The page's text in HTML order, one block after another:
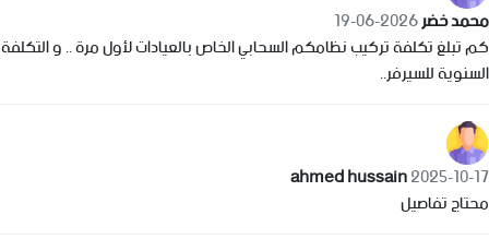
محمد خضر2026-06-19
كم تبلغ تكلفة تركيب نظامكم السحابي الخاص بالعيادات لأول مرة .. و التكلفة
السنوية للسيرفر..
ahmed hussain2025-10-17
محتاج تفاصيل